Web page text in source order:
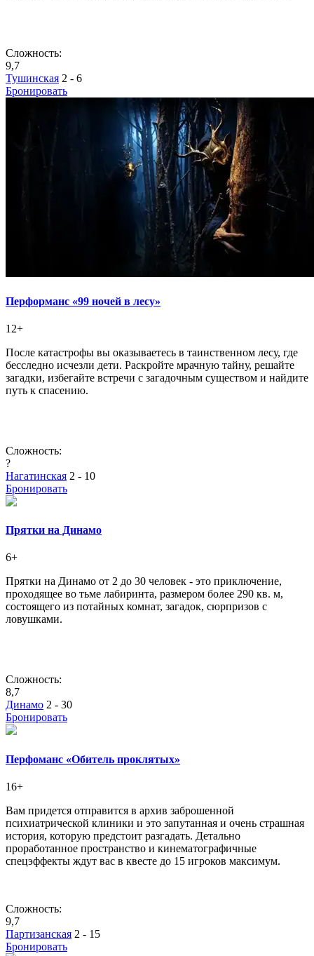
Сложность:
9,7
Тушинская 2 - 6
Бронировать
Перформанс «99 ночей в лесу»
12+
После катастрофы вы оказываетесь в таинственном лесу, где
бесследно исчезли дети. Раскройте мрачную тайну, решайте
загадки, избегайте встречи с загадочным существом и найдите
путь к спасению.
Сложность:
?
Нагатинская 2 - 10
Бронировать
Прятки на Динамо
6+
Прятки на Динамо от 2 до 30 человек - это приключение,
проходящее во тьме лабиринта, размером более 290 кв. м,
состоящего из потайных комнат, загадок, сюрпризов с
ловушками.
Сложность:
8,7
Динамо 2 - 30
Бронировать
Перфоманс «Обитель проклятых»
16+
Вам придется отправится в архив заброшенной
психиатрической клиники и это запутанная и очень страшная
история, которую предстоит разгадать. Детально
проработанное пространство и кинематографичные
спецэффекты ждут вас в квесте до 15 игроков максимум.
Сложность:
9,7
Партизанская 2 - 15
Бронировать